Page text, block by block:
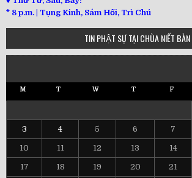
* 8 p.m. | Tụng Kinh, Sám Hối, Trì Chú
TIN PHẬT SỰ TẠI CHÙA NIẾT BÀN
M T W T F
3 4 5 6 7
10 11 12 13 14
17 18 19 20 21